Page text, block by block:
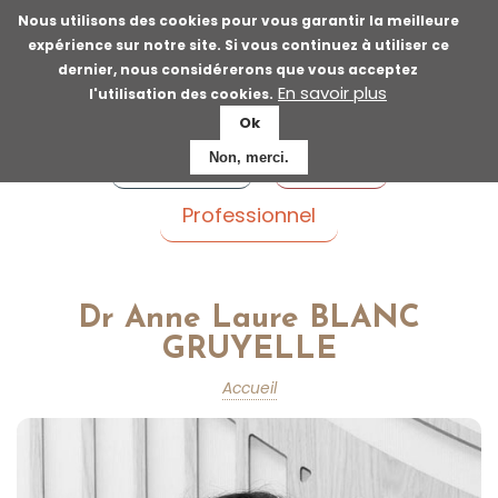
Nous utilisons des cookies pour vous garantir la meilleure
expérience sur notre site. Si vous continuez à utiliser ce
dernier, nous considérerons que vous acceptez
l'utilisation des cookies. En savoir plus
Ok
Non, merci.
Aller
au
contenu
principal
Voyageur
Professionnel
Dr Anne Laure BLANC
GRUYELLE
Fil
Accueil